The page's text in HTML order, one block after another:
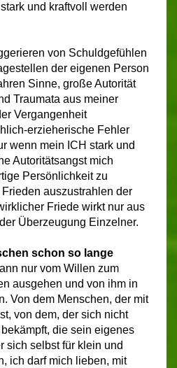
und kraftvoll werden
von Schuldgefühlen
der eigenen Person
Sinne, große Autorität
Traumata aus meiner
Vergangenheit
erzieherische Fehler
wenn mein ICH stark und
Autoritätsangst mich
Persönlichkeit zu
auszustrahlen der
Friede wirkt nur aus
Überzeugung Einzelner.
schon so lange
nur vom Willen zum
ausgehen und von ihm in
Von dem Menschen, der mit
von dem, der sich nicht
die sein eigenes
sich selbst für klein und
ich darf mich lieben, mit